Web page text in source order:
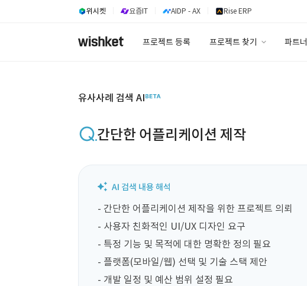
위시켓 요즘IT AIDP - AX Rise ERP
프로젝트 등록 프로젝트 찾기 파트
유사사례 검색 AI
간단한 어플리케이션 제작
- 간단한 어플리케이션 제작을 위한 프로젝트 의뢰
- 사용자 친화적인 UI/UX 디자인 요구
- 특정 기능 및 목적에 대한 명확한 정의 필요
- 플랫폼(모바일/웹) 선택 및 기술 스택 제안
- 개발 일정 및 예산 범위 설정 필요